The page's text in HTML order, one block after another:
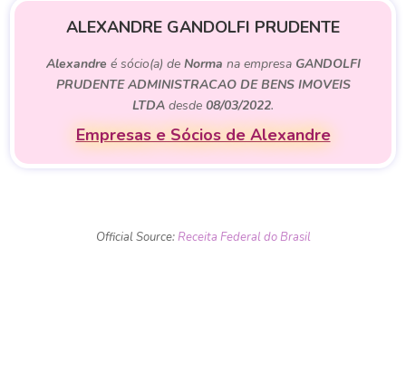
ALEXANDRE GANDOLFI PRUDENTE
Alexandre é sócio(a) de Norma na empresa GANDOLFI
PRUDENTE ADMINISTRACAO DE BENS IMOVEIS
LTDA desde 08/03/2022.
Empresas e Sócios de Alexandre
Official Source:Receita Federal do Brasil